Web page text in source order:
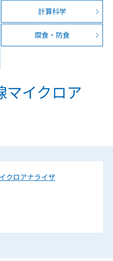
計算科学
腐食・防食
マイクロア
クロアナライザ